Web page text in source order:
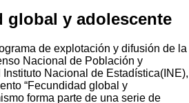
global y adolescente
de explotación y difusión de la
Nacional de Población y
Nacional de Estadística(INE),
“Fecundidad global y
forma parte de una serie de